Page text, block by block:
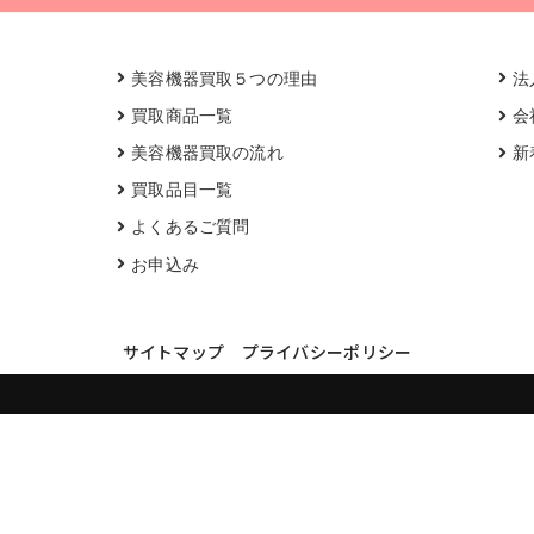
美容機器買取５つの理由
買取商品一覧
美容機器買取の流れ
買取品目一覧
よくあるご質問
お申込み
法
会
新
サイトマップ プライバシーポリシー